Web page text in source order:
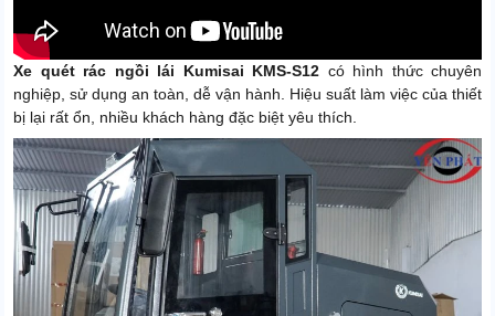
Hiệu suất làm việc 24600m2/h
Động cơ lái 1800W
Xuất xứ Chính hãng
Xe quét rác ngồi lái Kumisai KMS-S12 có hình thức chuyên
nghiệp, sử dụng an toàn, dễ vận hành. Hiệu suất làm việc của thiết
bị lại rất ổn, nhiều khách hàng đặc biệt yêu thích.